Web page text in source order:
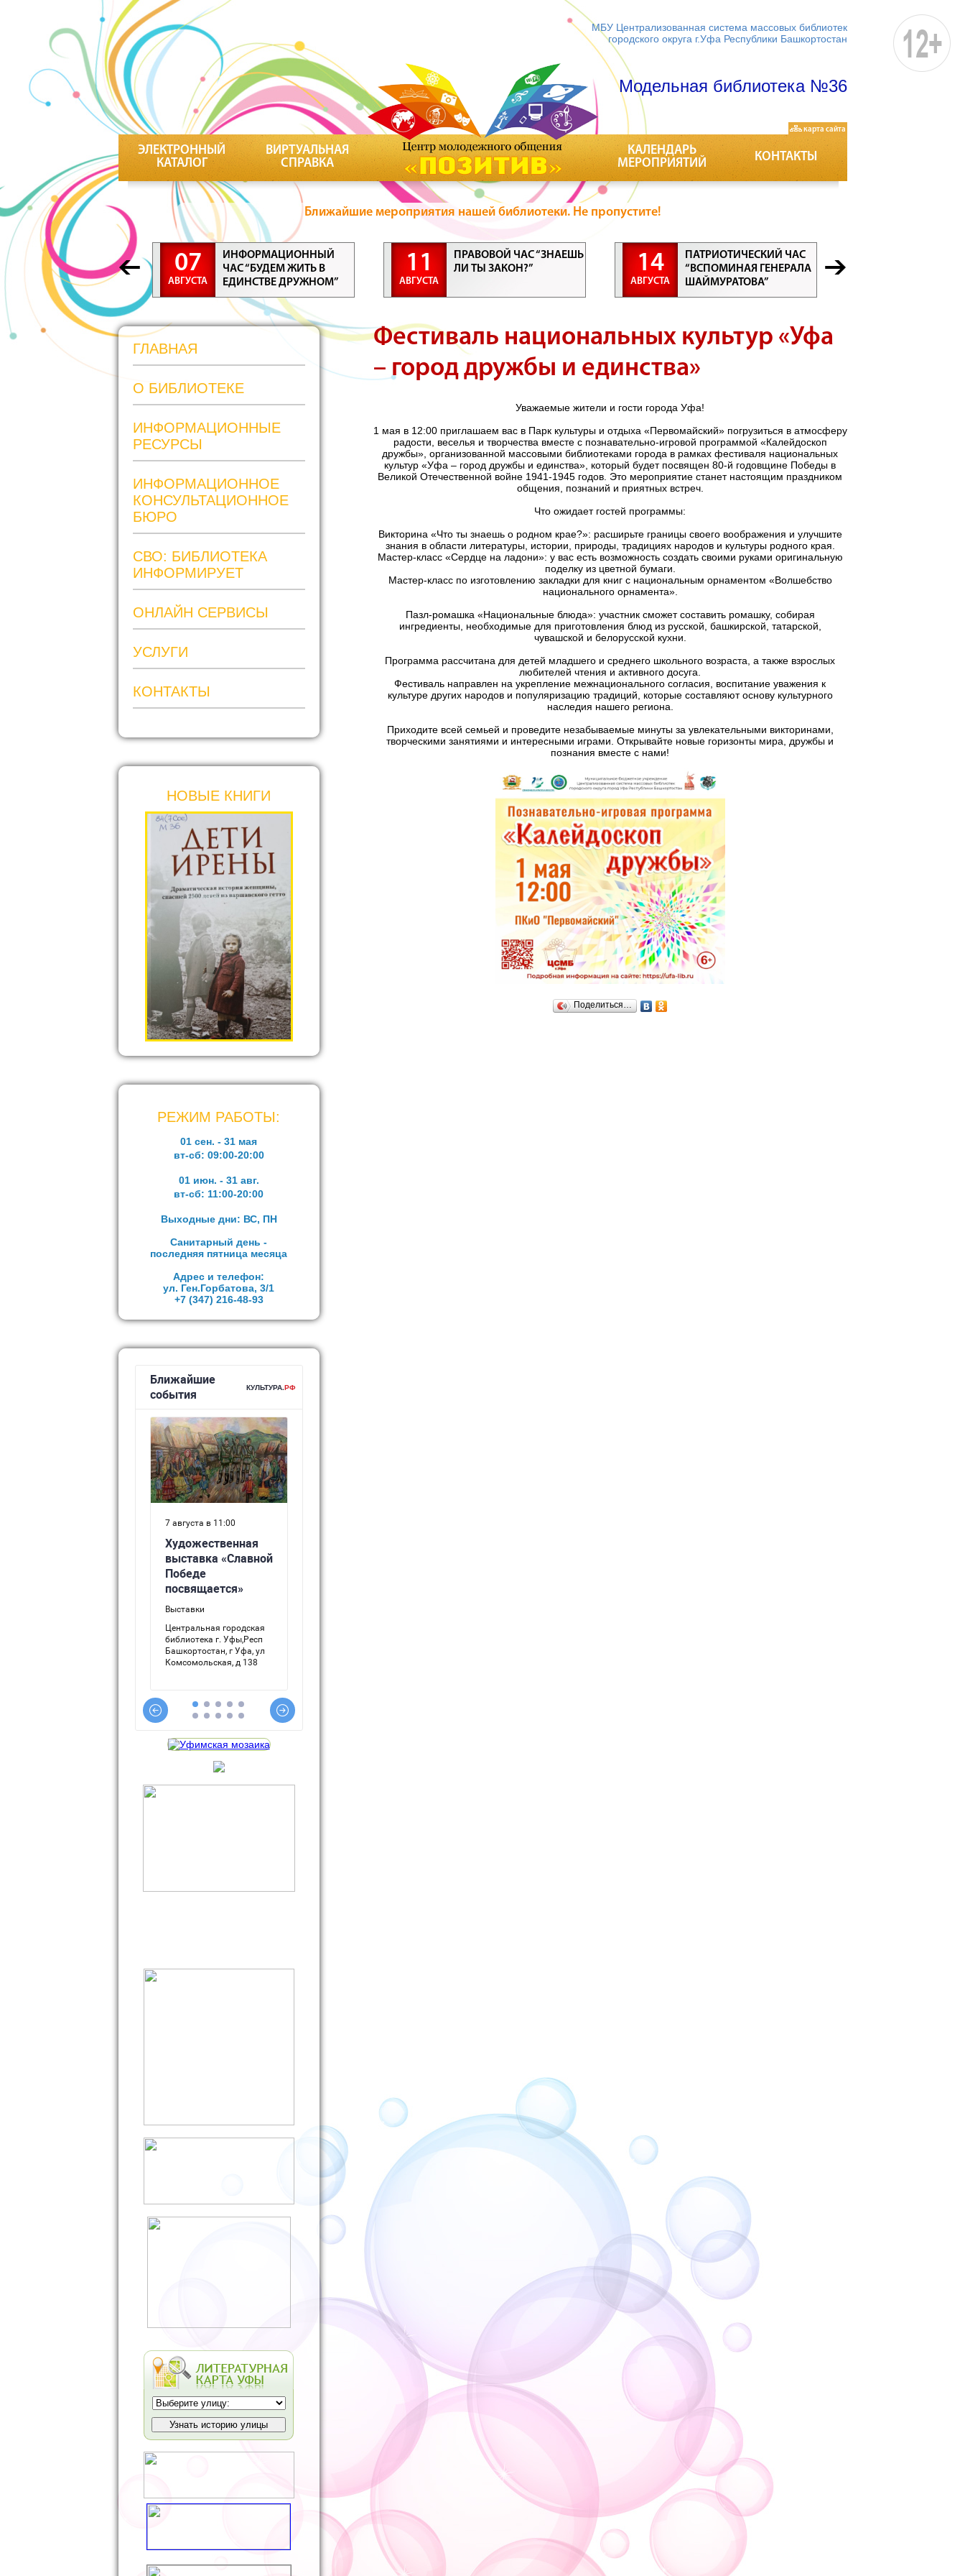
МБУ Централизованная система массовых библиотек
городского округа г.Уфа Республики Башкортостан
Модельная библиотека №36
ЭЛЕКТРОННЫЙ
КАТАЛОГ
ВИРТУАЛЬНАЯ
СПРАВКА
КАЛЕНДАРЬ
МЕРОПРИЯТИЙ
КОНТАКТЫ
карта сайта
Ближайшие мероприятия нашей библиотеки. Не пропустите!
07
АВГУСТА
ИНФОРМАЦИОННЫЙ
ЧАС “БУДЕМ ЖИТЬ В
ЕДИНСТВЕ ДРУЖНОМ”
11
АВГУСТА
ПРАВОВОЙ ЧАС “ЗНАЕШЬ
ЛИ ТЫ ЗАКОН?”
14
АВГУСТА
ПАТРИОТИЧЕСКИЙ ЧАС
“ВСПОМИНАЯ ГЕНЕРАЛА
ШАЙМУРАТОВА”
ГЛАВНАЯ
О БИБЛИОТЕКЕ
ИНФОРМАЦИОННЫЕ
РЕСУРСЫ
ИНФОРМАЦИОННОЕ
КОНСУЛЬТАЦИОННОЕ
БЮРО
СВО: БИБЛИОТЕКА
ИНФОРМИРУЕТ
ОНЛАЙН СЕРВИСЫ
УСЛУГИ
КОНТАКТЫ
НОВЫЕ КНИГИ
РЕЖИМ РАБОТЫ:
01 сен. - 31 мая
вт-сб: 09:00-20:00
01 июн. - 31 авг.
вт-сб: 11:00-20:00
Выходные дни: ВС, ПН
Санитарный день -
последняя пятница месяца
Адрес и телефон:
ул. Ген.Горбатова, 3/1
+7 (347) 216-48-93
Фестиваль национальных культур «Уфа
– город дружбы и единства»
Уважаемые жители и гости города Уфа!
1 мая в 12:00 приглашаем вас в Парк культуры и отдыха «Первомайский» погрузиться в атмосферу
радости, веселья и творчества вместе с познавательно-игровой программой «Калейдоскоп
дружбы», организованной массовыми библиотеками города в рамках фестиваля национальных
культур «Уфа – город дружбы и единства», который будет посвящен 80-й годовщине Победы в
Великой Отечественной войне 1941-1945 годов. Это мероприятие станет настоящим праздником
общения, познаний и приятных встреч.
Что ожидает гостей программы:
Викторина «Что ты знаешь о родном крае?»: расширьте границы своего воображения и улучшите
знания в области литературы, истории, природы, традициях народов и культуры родного края.
Мастер-класс «Сердце на ладони»: у вас есть возможность создать своими руками оригинальную
поделку из цветной бумаги.
Мастер-класс по изготовлению закладки для книг с национальным орнаментом «Волшебство
национального орнамента».
Пазл-ромашка «Национальные блюда»: участник сможет составить ромашку, собирая
ингредиенты, необходимые для приготовления блюд из русской, башкирской, татарской,
чувашской и белорусской кухни.
Программа рассчитана для детей младшего и среднего школьного возраста, а также взрослых
любителей чтения и активного досуга.
Фестиваль направлен на укрепление межнационального согласия, воспитание уважения к
культуре других народов и популяризацию традиций, которые составляют основу культурного
наследия нашего региона.
Приходите всей семьей и проведите незабываемые минуты за увлекательными викторинами,
творческими занятиями и интересными играми. Открывайте новые горизонты мира, дружбы и
познания вместе с нами!
Поделиться…